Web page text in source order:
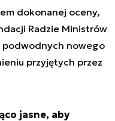
dokonanej oceny,
Radzie Ministrów
podwodnych nowego
przyjętych przez
jasne, aby